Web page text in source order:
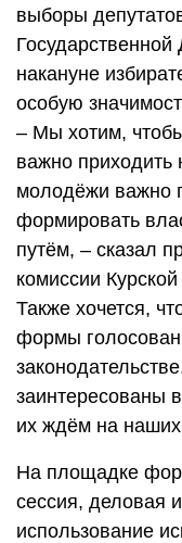
выборы
накануне
особую
– Мы хотим,
важно приходить
молодёжи важно
формировать
путём, – сказал
комиссии
Также хочется,
формы
заинтересованы
их ждём на
На площадке
сессия, деловая
использование